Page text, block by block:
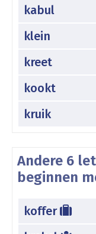
kabul
klein
kreet
kookt
kruik
Andere 6
beginnen
koffer